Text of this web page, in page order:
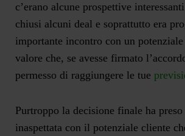
c’erano alcune prospettive
chiusi alcuni deal e soprattutto era
importante incontro con un
valore che, se avesse firmato
permesso di raggiungere le tue
Purtroppo la decisione finale ha preso
inaspettata con il potenziale cliente